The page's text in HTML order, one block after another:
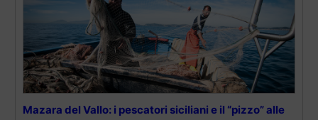
Mazara del Vallo: i pescatori siciliani e il “pizzo” alle